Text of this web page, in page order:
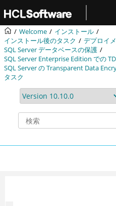
メインコンテンツにジャンプ
Welcome
インストール
インストール後のタスク
デプロイ
SQL Server データベースの保護
SQL Server Enterprise Edition での
SQL Server の Transparent Data
タスク